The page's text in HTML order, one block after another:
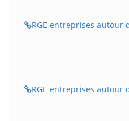
RGE entreprises autour
RGE entreprises autour